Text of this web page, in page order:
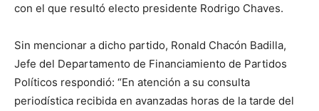
con el que resultó electo presidente Rodrigo Chaves.
Sin mencionar a dicho partido, Ronald Chacón Badilla,
Jefe del Departamento de Financiamiento de Partidos
Políticos respondió: “En atención a su consulta
periodística recibida en avanzadas horas de la tarde del